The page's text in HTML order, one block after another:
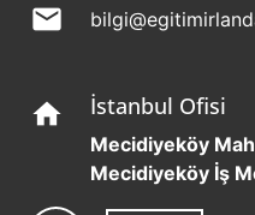
mail
home İstanbul Ofisi
Mecidiyeköy
Mecidiyeköy İş